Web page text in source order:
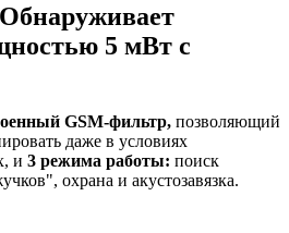
5 мВт с
GSM-фильтр, позволяющий
даже в условиях
и 3 режима работы: поиск
охрана и акустозавязка.